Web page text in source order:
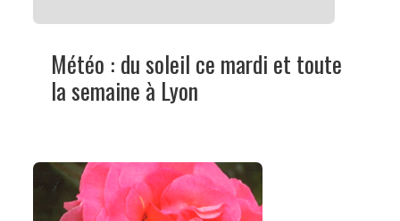
Météo : du soleil ce mardi et toute
la semaine à Lyon